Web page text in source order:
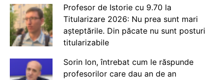
Profesor de Istorie cu 9.70 la
Titularizare 2026: Nu prea sunt mari
așteptările. Din păcate nu sunt posturi
titularizabile
Sorin Ion, întrebat cum le răspunde
profesorilor care dau an de an